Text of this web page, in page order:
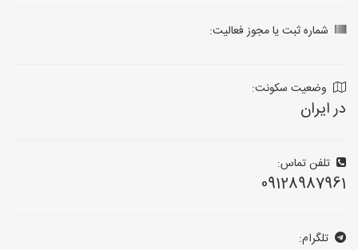
شماره ثبت یا مجوز فعالیت:
وضعیت سکونت:
در ایران
تلفن تماس:
09128987961
تلگرام: